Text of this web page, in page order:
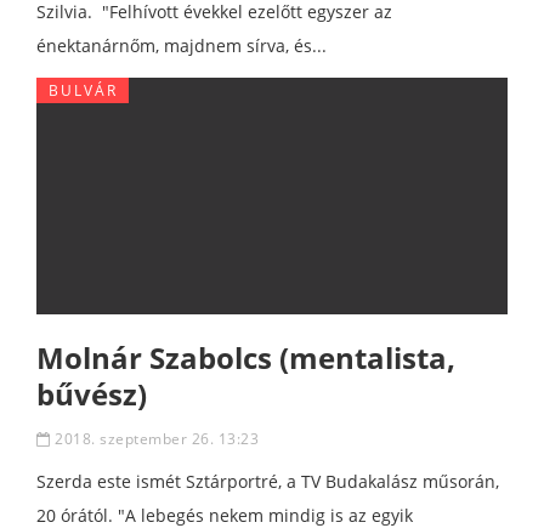
Szilvia. "Felhívott évekkel ezelőtt egyszer az
énektanárnőm, majdnem sírva, és...
BULVÁR
Molnár Szabolcs (mentalista,
bűvész)
2018. szeptember 26. 13:23
Szerda este ismét Sztárportré, a TV Budakalász műsorán,
20 órától. "A lebegés nekem mindig is az egyik